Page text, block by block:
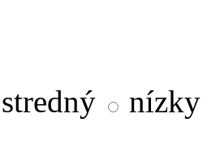
stredný
nízky